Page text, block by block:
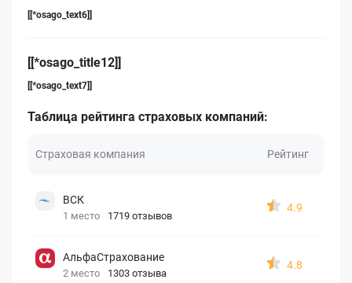
[[*osago_text6]]
[[*osago_title12]]
[[*osago_text7]]
Таблица рейтинга страховых компаний:
Страховая компания Рейтинг
ВСК
1 место 1719 отзывов
4.9
АльфаСтрахование
2 место 1303 отзыва
4.8